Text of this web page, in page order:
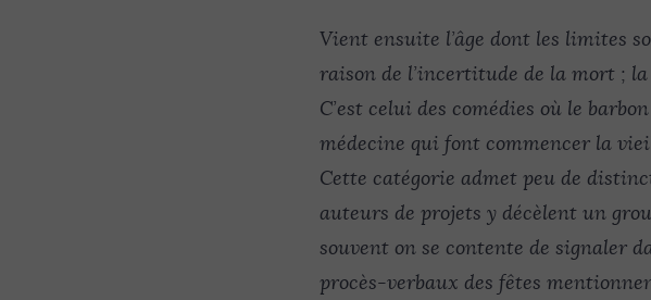
Vient ensuite l’âge dont les limites
raison de l’incertitude de la mort ;
C’est celui des comédies où le
médecine qui font commencer la
Cette catégorie admet peu de
auteurs de projets y décèlent un
souvent on se contente de signaler
procès-verbaux des fêtes